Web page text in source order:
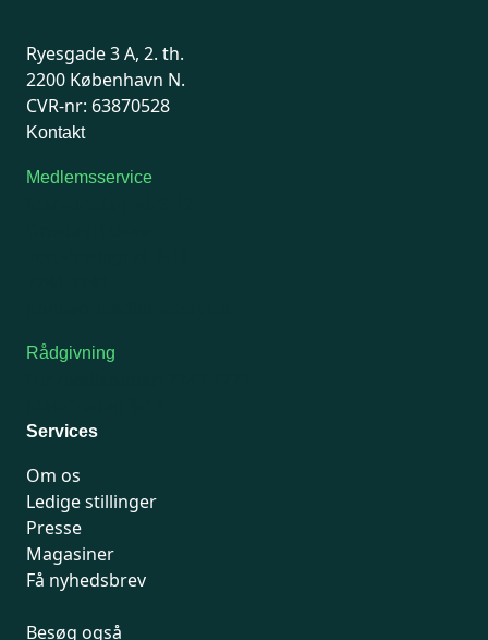
Ryesgade 3 A, 2. th.
2200 København N.
CVR-nr: 63870528
Kontakt
Medlemsservice
Rådgivning
Services
Om os
Ledige stillinger
Presse
Magasiner
Få nyhedsbrev
Besøg også